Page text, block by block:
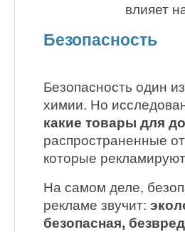
влияет
Безопасность
Безопасность один
химии. Но
какие товары для
распространенные
которые
На самом деле,
рекламе звучит:
безопасная,